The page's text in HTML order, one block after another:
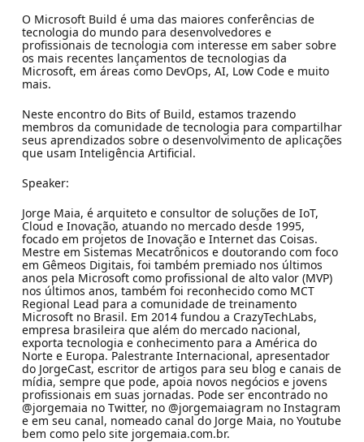
O Microsoft Build é uma das maiores conferências de
tecnologia do mundo para desenvolvedores e
profissionais de tecnologia com interesse em saber sobre
os mais recentes lançamentos de tecnologias da
Microsoft, em áreas como DevOps, AI, Low Code e muito
mais.
Neste encontro do Bits of Build, estamos trazendo
membros da comunidade de tecnologia para compartilhar
seus aprendizados sobre o desenvolvimento de aplicações
que usam Inteligência Artificial.
Speaker:
Jorge Maia, é arquiteto e consultor de soluções de IoT,
Cloud e Inovação, atuando no mercado desde 1995,
focado em projetos de Inovação e Internet das Coisas.
Mestre em Sistemas Mecatrônicos e doutorando com foco
em Gêmeos Digitais, foi também premiado nos últimos
anos pela Microsoft como profissional de alto valor (MVP)
nos últimos anos, também foi reconhecido como MCT
Regional Lead para a comunidade de treinamento
Microsoft no Brasil. Em 2014 fundou a CrazyTechLabs,
empresa brasileira que além do mercado nacional,
exporta tecnologia e conhecimento para a América do
Norte e Europa. Palestrante Internacional, apresentador
do JorgeCast, escritor de artigos para seu blog e canais de
mídia, sempre que pode, apoia novos negócios e jovens
profissionais em suas jornadas. Pode ser encontrado no
@jorgemaia no Twitter, no @jorgemaiagram no Instagram
e em seu canal, nomeado canal do Jorge Maia, no Youtube
bem como pelo site jorgemaia.com.br.